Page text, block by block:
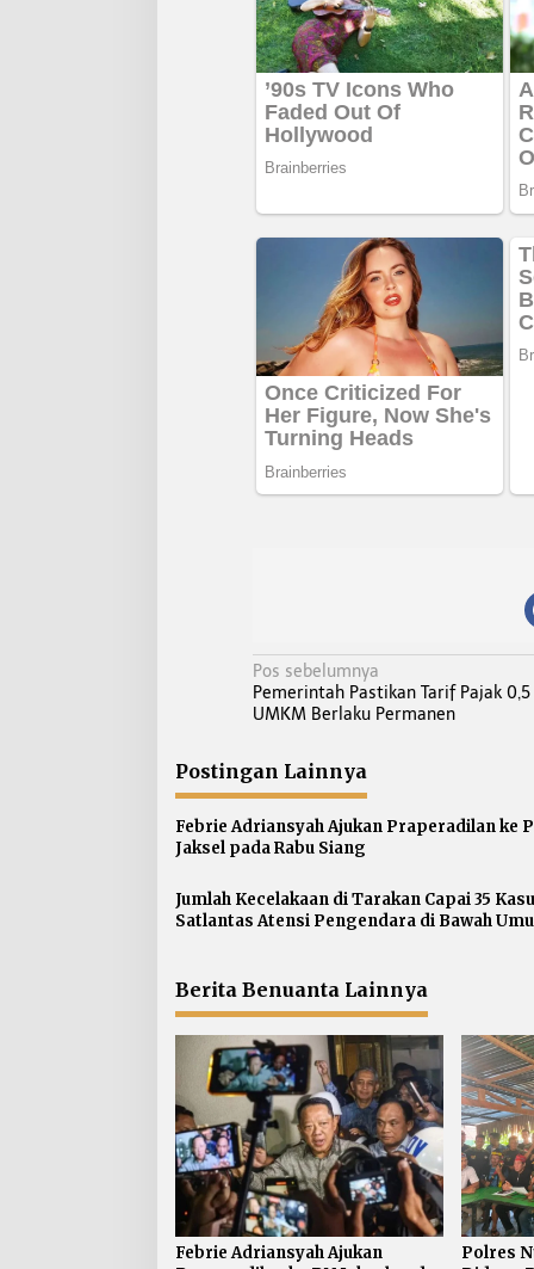
N
a
i
g
a
s
p
o
Pos sebelumnya
Pemerintah Pastikan Tarif Pajak 0,5
UMKM Berlaku Permanen
Postingan Lainnya
Febrie Adriansyah Ajukan Praperadilan ke
Jaksel pada Rabu Siang
Jumlah Kecelakaan di Tarakan Capai 35
Satlantas Atensi Pengendara di Bawah
Berita Benuanta Lainnya
Febrie Adriansyah Ajukan
Polres